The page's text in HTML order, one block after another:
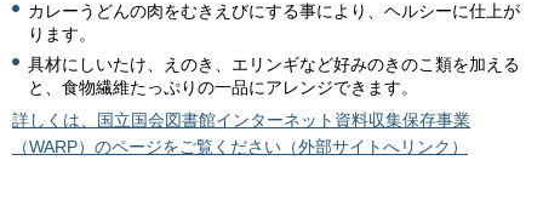
カレーうどんの肉をむきえびにする事により、ヘルシーに仕上が
ります。
具材にしいたけ、えのき、エリンギなど好みのきのこ類を加える
と、食物繊維たっぷりの一品にアレンジできます。
詳しくは、国立国会図書館インターネット資料収集保存事業
（WARP）のページをご覧ください（外部サイトへリンク）